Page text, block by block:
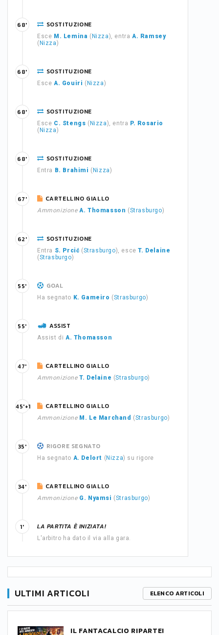
SOSTITUZIONE
Esce M. Lemina ( Nizza), entraA. Ramsey
( Nizza)
68'
SOSTITUZIONE
Esce A. Gouiri ( Nizza)
68'
SOSTITUZIONE
Esce C. Stengs ( Nizza), entra P. Rosario
( Nizza)
68'
SOSTITUZIONE
Entra B. Brahimi ( Nizza)
68'
CARTELLINO GIALLO
Ammonizione A. Thomasson (Strasburgo)
67'
SOSTITUZIONE
Entra S. Prcić (Strasburgo), esceT. Delaine
(Strasburgo)
62'
GOAL
Ha segnato K. Gameiro (Strasburgo)
55'
ASSIST
Assist di A. Thomasson
55'
CARTELLINO GIALLO
Ammonizione T. Delaine (Strasburgo)
47'
CARTELLINO GIALLO
Ammonizione M. Le Marchand (Strasburgo)
45'+1
RIGORE SEGNATO
Ha segnato A. Delort ( Nizza) su rigore
35'
CARTELLINO GIALLO
Ammonizione G. Nyamsi (Strasburgo)
34'
LA PARTITA È INIZIATA!
L'arbitro ha dato il via alla gara.
1'
ULTIMI ARTICOLI ELENCO ARTICOLI
IL FANTACALCIO RIPARTE!